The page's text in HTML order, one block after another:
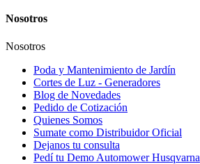
Nosotros
Nosotros
Poda y Mantenimiento de Jardín
Cortes de Luz - Generadores
Blog de Novedades
Pedido de Cotización
Quienes Somos
Sumate como Distribuidor Oficial
Dejanos tu consulta
Pedí tu Demo Automower Husqvarna